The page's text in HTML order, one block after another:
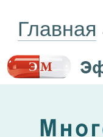
Главная